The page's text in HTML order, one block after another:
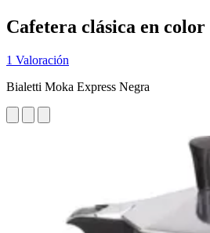
Cafetera clásica en color
1 Valoración
Bialetti Moka Express Negra